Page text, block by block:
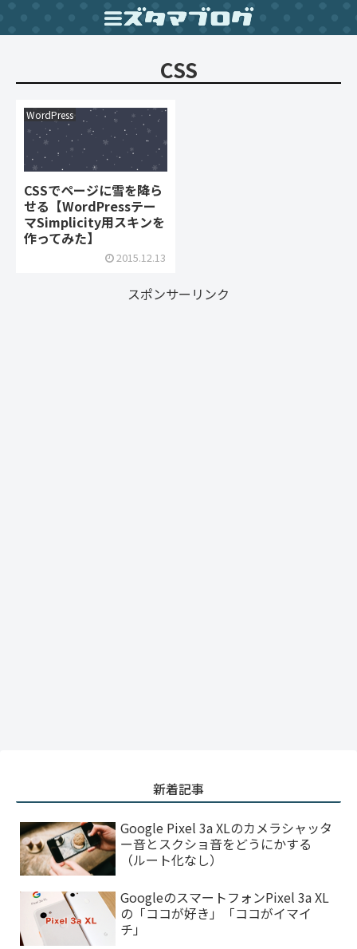
CSS
WordPress
CSSでページに雪を降ら
せる【WordPressテー
マSimplicity用スキンを
作ってみた】
2015.12.13
スポンサーリンク
新着記事
Google Pixel 3a XLのカメラシャッタ
ー音とスクショ音をどうにかする
（ルート化なし）
GoogleのスマートフォンPixel 3a XL
の「ココが好き」「ココがイマイ
チ」